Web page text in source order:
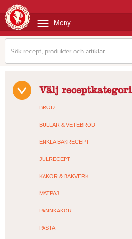
Meny
Välj receptkategori
BRÖD
BULLAR & VETEBRÖD
ENKLA BAKRECEPT
JULRECEPT
KAKOR & BAKVERK
MATPAJ
PANNKAKOR
PASTA